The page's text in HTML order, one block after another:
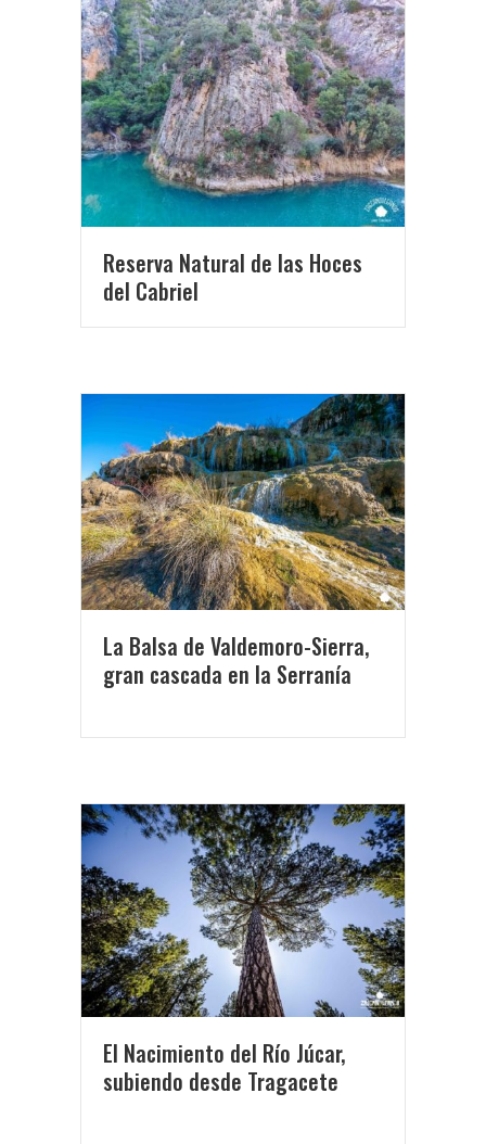
Reserva Natural de las Hoces
del Cabriel
La Balsa de Valdemoro-Sierra,
gran cascada en la Serranía
El Nacimiento del Río Júcar,
subiendo desde Tragacete